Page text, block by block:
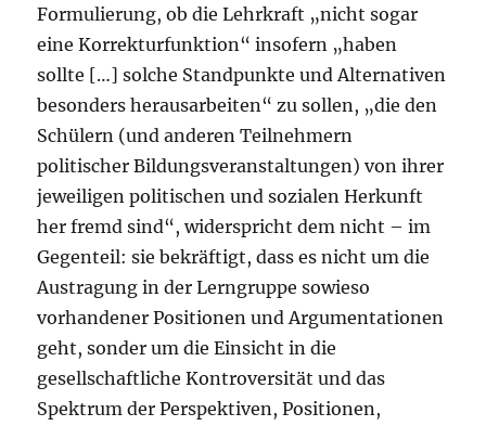
Formulierung, ob die Lehrkraft „nicht sogar
eine Korrekturfunktion“ insofern „haben
sollte […] solche Standpunkte und Alternativen
besonders herausarbeiten“ zu sollen, „die den
Schülern (und anderen Teilnehmern
politischer Bildungsveranstaltungen) von ihrer
jeweiligen politischen und sozialen Herkunft
her fremd sind“, widerspricht dem nicht – im
Gegenteil: sie bekräftigt, dass es nicht um die
Austragung in der Lerngruppe sowieso
vorhandener Positionen und Argumentationen
geht, sonder um die Einsicht in die
gesellschaftliche Kontroversität und das
Spektrum der Perspektiven, Positionen,